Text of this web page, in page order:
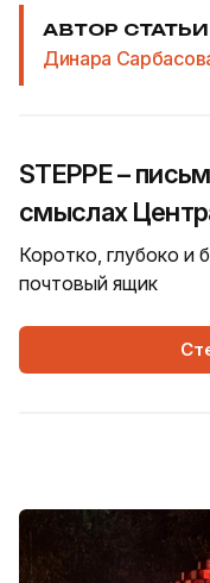
АВТОР СТАТЬИ
Динара
STEPPE –
смыслах
Коротко, глубоко
почтовый ящик